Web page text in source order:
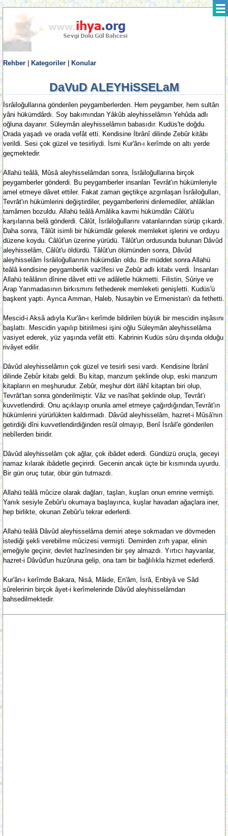
Rehber Kategoriler Konular
DaVuD ALEYHiSSELaM
İsrâiloğullarına gönderilen peygamberlerden. Hem peygamber, hem sultân
yâni hükümdârdı. Soy bakımından Yâkûb aleyhisselâmın Yehûda adlı
oğluna dayanır. Süleymân aleyhisselâmın babasıdır. Kudüs'te doğdu.
Orada yaşadı ve orada vefât etti. Kendisine İbrânî dilinde Zebûr kitâbı
verildi. Sesi çok güzel ve tesirliydi. İsmi Kur'ân-ı kerîmde on altı yerde
geçmektedir.
Allahü teâlâ, Mûsâ aleyhisselâmdan sonra, İsrâiloğullarına birçok
peygamberler gönderdi. Bu peygamberler insanları Tevrât'ın hükümleriyle
amel etmeye dâvet ettiler. Fakat zaman geçtikçe azgınlaşan İsrâiloğulları,
Tevrât'ın hükümlerini değiştirdiler, peygamberlerini dinlemediler, ahlâkları
tamâmen bozuldu. Allahü teâlâ Amâlika kavmi hükümdârı Câlût'u
karşılarına belâ gönderdi. Câlût, İsrâiloğullarını vatanlarından sürüp çıkardı.
Daha sonra, Tâlût isimli bir hükümdâr gelerek memleket işlerini ve orduyu
düzene koydu. Câlût'un üzerine yürüdü. Tâlût'un ordusunda bulunan Dâvûd
aleyhisselâm, Câlût'u öldürdü. Tâlût'un ölümünden sonra, Dâvûd
aleyhisselâm İsrâiloğullarının hükümdârı oldu. Bir müddet sonra Allahü
teâlâ kendisine peygamberlik vazîfesi ve Zebûr adlı kitabı verdi. İnsanları
Allahü teâlânın dînine dâvet etti ve adâletle hükmetti. Filistin, Sûriye ve
Arap Yarımadasının birkısmını fethederek memleketi genişletti. Kudüs'ü
başkent yaptı. Ayrıca Amman, Haleb, Nusaybin ve Ermenistan'ı da fethetti.
Mescid-i Aksâ adıyla Kur'ân-ı kerîmde bildirilen büyük bir mescidin inşâsını
başlattı. Mescidin yapılıp bitirilmesi işini oğlu Süleymân aleyhisselâma
vasiyet ederek, yüz yaşında vefât etti. Kabrinin Kudüs sûru dışında olduğu
rivâyet edilir.
Dâvûd aleyhisselâmın çok güzel ve tesirli sesi vardı. Kendisine İbrânî
dilinde Zebûr kitabı geldi. Bu kitap, manzum şeklinde olup, eski manzum
kitapların en meşhurudur. Zebûr, meşhur dört ilâhî kitaptan biri olup,
Tevrât'tan sonra gönderilmiştir. Vâz ve nasîhat şeklinde olup, Tevrât'ı
kuvvetlendirdi. Onu açıklayıp onunla amel etmeye çağırdığından,Tevrât'ın
hükümlerini yürürlükten kaldırmadı. Dâvûd aleyhisselâm, hazret-i Mûsâ'nın
getirdiği dîni kuvvetlendirdiğinden resûl olmayıp, Benî İsrâil'e gönderilen
nebîlerden biridir.
Dâvûd aleyhisselâm çok ağlar, çok ibâdet ederdi. Gündüzü oruçla, geceyi
namaz kılarak ibâdetle geçirirdi. Gecenin ancak üçte bir kısmında uyurdu.
Bir gün oruç tutar, öbür gün tutmazdı.
Allahü teâlâ mûcize olarak dağları, taşları, kuşları onun emrine vermişti.
Yanık sesiyle Zebûr'u okumaya başlayınca, kuşlar havadan ağaçlara iner,
hep birlikte, okunan Zebûr'u tekrar ederlerdi.
Allahü teâlâ Dâvûd aleyhisselâma demiri ateşe sokmadan ve dövmeden
istediği şekli verebilme mûcizesi vermişti. Demirden zırh yapar, elinin
emeğiyle geçinir, devlet hazînesinden bir şey almazdı. Yırtıcı hayvanlar,
hazret-i Dâvûd'un huzûruna gelip, ona tam bir bağlılıkla hizmet ederlerdi.
Kur'ân-ı kerîmde Bakara, Nisâ, Mâide, En'âm, İsrâ, Enbiyâ ve Sâd
sûrelerinin birçok âyet-i kerîmelerinde Dâvûd aleyhisselâmdan
bahsedilmektedir.